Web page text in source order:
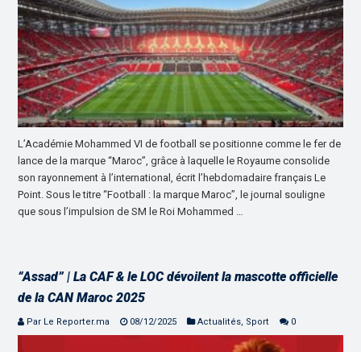
L’Académie Mohammed VI de football se positionne comme le fer de
lance de la marque “Maroc”, grâce à laquelle le Royaume consolide
son rayonnement à l’international, écrit l’hebdomadaire français Le
Point. Sous le titre “Football : la marque Maroc”, le journal souligne
que sous l’impulsion de SM le Roi Mohammed …
“Assad” | La CAF & le LOC dévoilent la mascotte officielle
de la CAN Maroc 2025
Par Le Reporter.ma 08/12/2025 Actualités, Sport 0